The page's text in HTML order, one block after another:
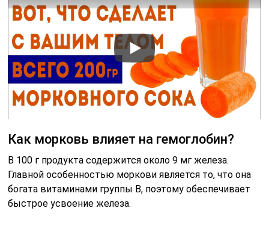
Как морковь влияет на гемоглобин?
В 100 г продукта содержится около 9 мг железа.
Главной особенностью моркови является то, что она
богата витаминами группы В, поэтому обеспечивает
быстрое усвоение железа.